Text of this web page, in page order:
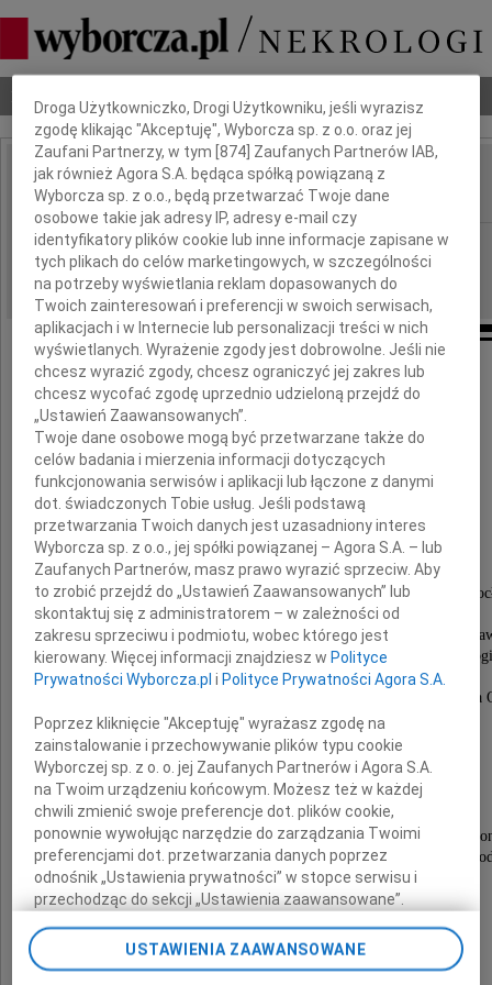
Nekrologi Odeszli Poradnik pogrzebowy
IMIĘ I NAZWISKO: Józef Zając
REGION: Wrocław
DATA EMISJI: 08.11.2018
Z głębokim żalem zawiadamiamy,
że w dniu 5 listopada 2018 roku zmarł
nasz kochany Dziadek, Tato, Brat i Teść
prof. dr hab. n. med.
Józef Zając
Emerytowany Profesor Akademii Medycznej we
wieloletni Dyrektor
Państwowego Szpitala Klinicznego nr 4 we
kierownik Katedry i Kliniki Pediatrii i
Akademii Medycznej we Wrocławiu.
Były żołnierz Batalionów Chłopskich zgrupowania
w stopniu majora.
Uroczystości pogrzebowe odbędą się w dniu
10 listopada 2018 roku o godzinie 13.45.
na Cmentarzu Osobowickim we Wrocławiu.
Msza żałobna odbędzie się w kościele Świętego
przy ulicy Kasprowicza w dniu 24 listopada 2018 roku o
Pogrążona w smutku
rodzina
Dbamy o Twoją prywatność
Droga Użytkowniczko, Drogi Użytkowniku, jeśli wyrazisz
zgodę klikając "Akceptuję", Wyborcza sp. z o.o. oraz jej
Zaufani Partnerzy, w tym [874 ] Zaufanych Partnerów IAB,
jak również Agora S.A. będąca spółką powiązaną z
Wyborcza sp. z o.o., będą przetwarzać Twoje dane
osobowe takie jak adresy IP, adresy e-mail czy
identyfikatory plików cookie lub inne informacje zapisane w
tych plikach do celów marketingowych, w szczególności
na potrzeby wyświetlania reklam dopasowanych do
Twoich zainteresowań i preferencji w swoich serwisach,
aplikacjach i w Internecie lub personalizacji treści w nich
wyświetlanych. Wyrażenie zgody jest dobrowolne. Jeśli nie
chcesz wyrazić zgody, chcesz ograniczyć jej zakres lub
chcesz wycofać zgodę uprzednio udzieloną przejdź do
„Ustawień Zaawansowanych”.
Twoje dane osobowe mogą być przetwarzane także do
celów badania i mierzenia informacji dotyczących
funkcjonowania serwisów i aplikacji lub łączone z danymi
dot. świadczonych Tobie usług. Jeśli podstawą
przetwarzania Twoich danych jest uzasadniony interes
Wyborcza sp. z o.o., jej spółki powiązanej – Agora S.A. – lub
Zaufanych Partnerów, masz prawo wyrazić sprzeciw. Aby
to zrobić przejdź do „Ustawień Zaawansowanych” lub
skontaktuj się z administratorem – w zależności od
zakresu sprzeciwu i podmiotu, wobec którego jest
kierowany. Więcej informacji znajdziesz w Polityce
Prywatności Wyborcza.pl i Polityce Prywatności Agora S.A.
Poprzez kliknięcie "Akceptuję" wyrażasz zgodę na
zainstalowanie i przechowywanie plików typu cookie
Wyborczej sp. z o. o. jej Zaufanych Partnerów i Agora S.A.
na Twoim urządzeniu końcowym. Możesz też w każdej
chwili zmienić swoje preferencje dot. plików cookie,
ponownie wywołując narzędzie do zarządzania Twoimi
preferencjami dot. przetwarzania danych poprzez
odnośnik „Ustawienia prywatności” w stopce serwisu i
przechodząc do sekcji „Ustawienia zaawansowane”.
Zmiana ustawień plików cookie możliwa jest także za
pomocą ustawień przeglądarki.
USTAWIENIA ZAAWANSOWANE